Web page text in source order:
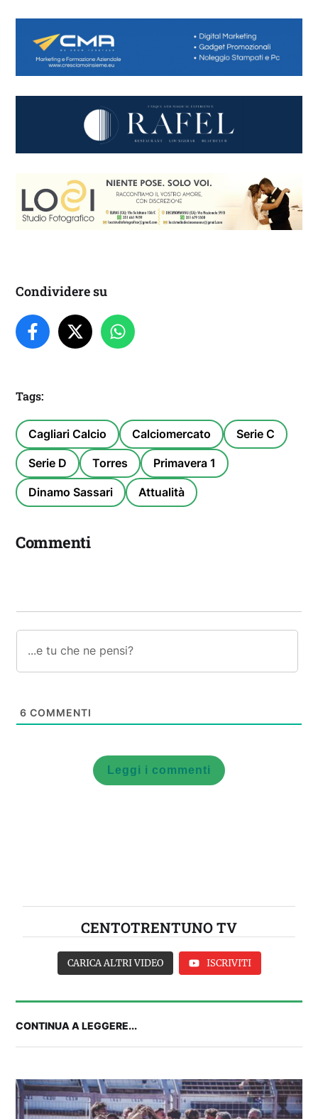
Condividere su
Tags:
Cagliari Calcio Calciomercato Serie C
Serie D Torres Primavera 1
Dinamo Sassari Attualità
Commenti
6 COMMENTI
Leggi i commenti
CENTOTRENTUNO TV
CARICA ALTRI VIDEO ISCRIVITI
CONTINUA A LEGGERE...